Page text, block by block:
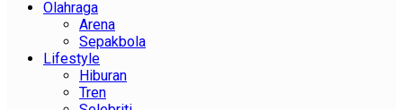
Olahraga
Arena
Sepakbola
Lifestyle
Hiburan
Tren